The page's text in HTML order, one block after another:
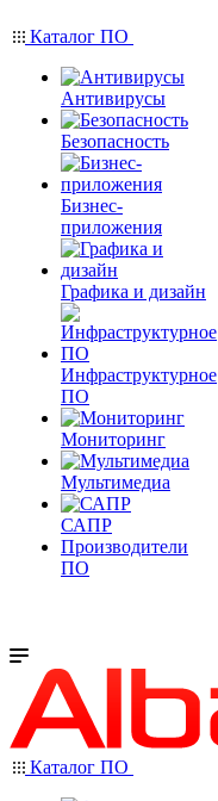
Каталог ПО
Антивирусы
Безопасность
Бизнес-
приложения
Графика и дизайн
Инфраструктурное
ПО
Мониторинг
Мультимедиа
САПР
Производители
ПО
Каталог ПО